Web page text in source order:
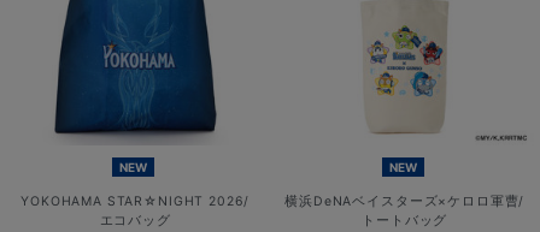
NEW
YOKOHAMA STAR☆NIGHT 2026/
エコバッグ
NEW
横浜DeNAベイスターズ×ケロロ軍曹/
トートバッグ